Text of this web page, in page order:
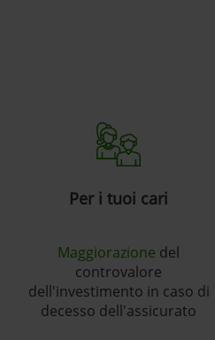
Per i tuoi cari
Maggiorazione del
controvalore
dell'investimento in caso di
decesso dell'assicurato